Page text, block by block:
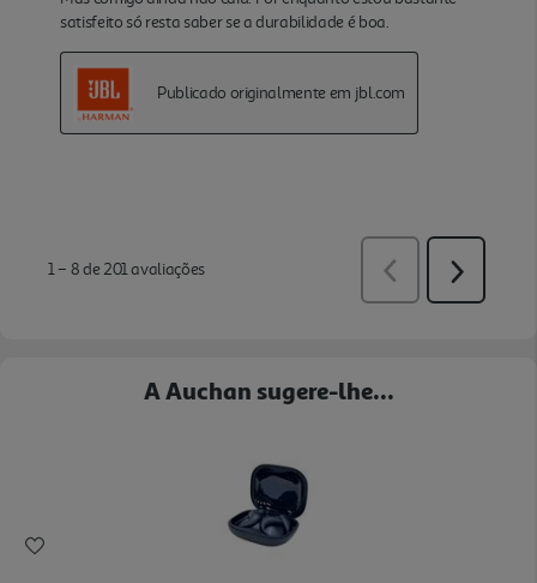
A Auchan sugere-lhe...